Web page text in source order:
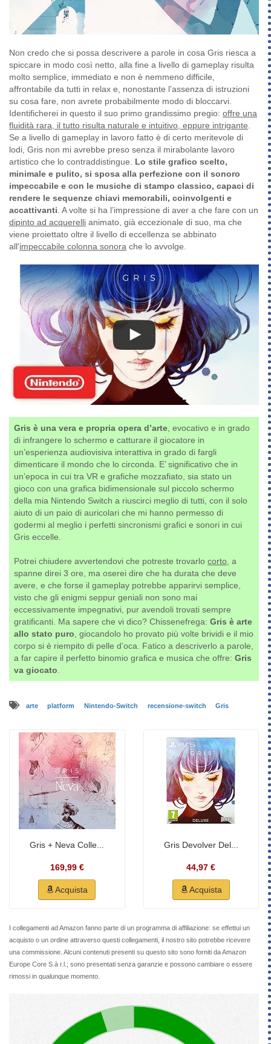
Non credo che si possa descrivere a parole in cosa Gris riesca a
spiccare in modo così netto, alla fine a livello di gameplay risulta
molto semplice, immediato e non è nemmeno difficile,
affrontabile da tutti in relax e, nonostante l’assenza di istruzioni
su cosa fare, non avrete probabilmente modo di bloccarvi.
Identificherei in questo il suo primo grandissimo pregio: offre una
fluidità rara, il tutto risulta naturale e intuitivo, eppure intrigante
Se a livello di gameplay in lavoro fatto è di certo meritevole di
lodi, Gris non mi avrebbe preso senza il mirabolante lavoro
artistico che lo contraddistingue.
Lo stile grafico scelto,
minimale e pulito, si sposa alla perfezione con il sonoro
impeccabile e con le musiche di stampo classico, capaci di
rendere le sequenze chiavi memorabili, coinvolgenti e
accattivanti . A volte si ha l’impressione di aver a che fare con un
dipinto ad acquerelli animato, già eccezionale di suo, ma che
viene proiettato oltre il livello di eccellenza se abbinato
all'impeccabile colonna sonora che lo avvolge.
Gris è una vera e propria opera d’arte , evocativo e in grado
di infrangere lo schermo e catturare il giocatore in
un’esperienza audiovisiva interattiva in grado di fargli
dimenticare il mondo che lo circonda. E’ significativo che in
un’epoca in cui tra VR e grafiche mozzafiato, sia stato un
gioco con una grafica bidimensionale sul piccolo schermo
della mia Nintendo Switch a riuscirci meglio di tutti, con il solo
aiuto di un paio di auricolari che mi hanno permesso di
godermi al meglio i perfetti sincronismi grafici e sonori in cui
Gris eccelle.
Potrei chiudere avvertendovi che potreste trovarlo corto , a
spanne direi 3 ore, ma oserei dire che ha durata che deve
avere, e che forse il gameplay potrebbe apparirvi semplice,
visto che gli enigmi seppur geniali non sono mai
eccessivamente impegnativi, pur avendoli trovati sempre
gratificanti. Ma sapere che vi dico? Chissenefrega: Gris è arte
allo stato puro , giocandolo ho provato più volte brividi e il mio
corpo si è riempito di pelle d’oca. Fatico a descriverlo a parole,
a far capire il perfetto binomio grafica e musica che offre: Gris
va giocato
arte platform Nintendo-Switch recensione-switch Gris
Gris + Neva Colle...
169,99 €
Acquista
Gris Devolver Del...
44,97 €
Acquista
I collegamenti ad Amazon fanno parte di un programma di affiliazione: se effettui un
acquisto o un ordine attraverso questi collegamenti, il nostro sito potrebbe ricevere
una commissione. Alcuni contenuti presenti su questo sito sono forniti da Amazon
Europe Core S.à r.l.; sono presentati senza garanzie e possono cambiare o essere
rimossi in qualunque momento.